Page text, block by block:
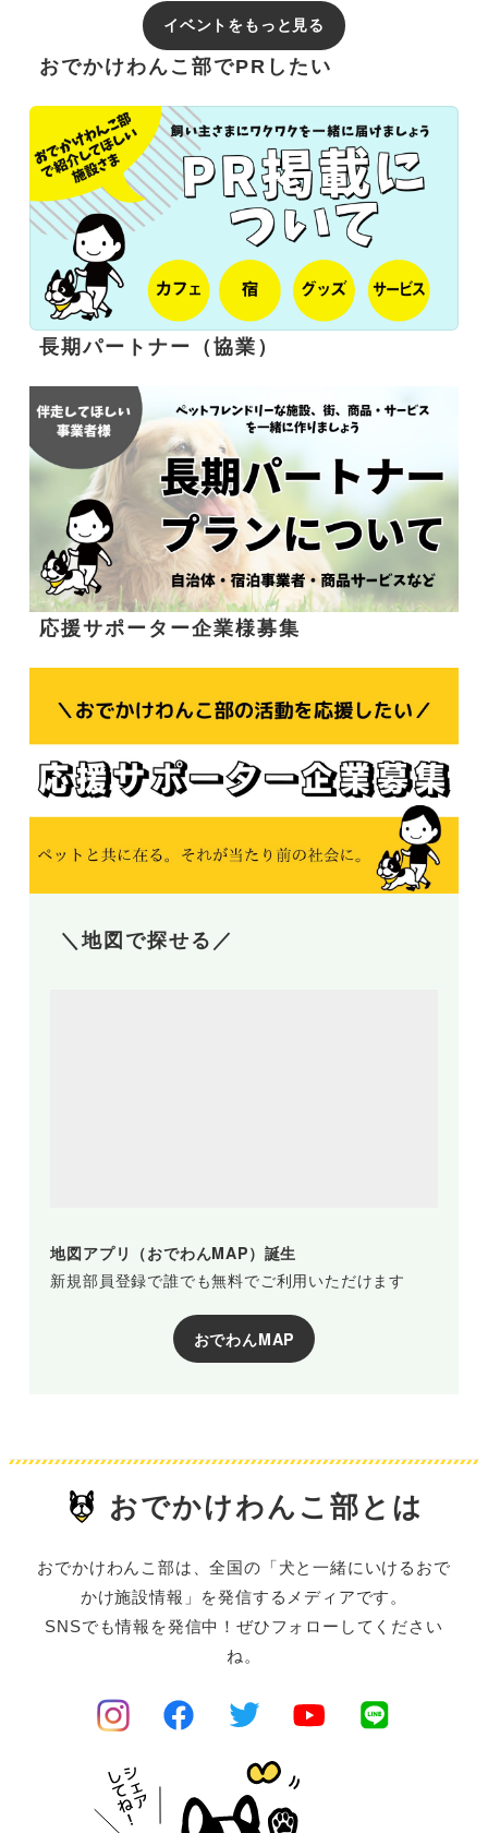
イベントをもっと見る
おでかけわんこ部でPRしたい
長期パートナー（協業）
応援サポーター企業様募集
＼地図で探せる／
地図アプリ（おでわんMAP）誕生
新規部員登録で誰でも無料でご利用いただけます
おでわんMAP
おでかけわんこ部とは
おでかけわんこ部は、全国の「犬と一緒にいけるおで
かけ施設情報」を発信するメディアです。
SNSでも情報を発信中！ぜひフォローしてください
ね。